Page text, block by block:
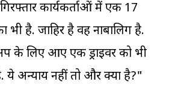
कार्यकर्ताओं में एक 17
भी है. जाहिर है वह नाबालिग है.
के लिए आए एक ड्राइवर को भी
ये अन्याय नहीं तो और क्या है?"